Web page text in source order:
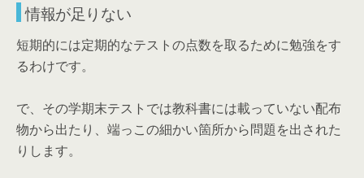
情報が足りない
短期的には定期的なテストの点数を取るために勉強をす
るわけです。
で、その学期末テストでは教科書には載っていない配布
物から出たり、端っこの細かい箇所から問題を出された
りします。